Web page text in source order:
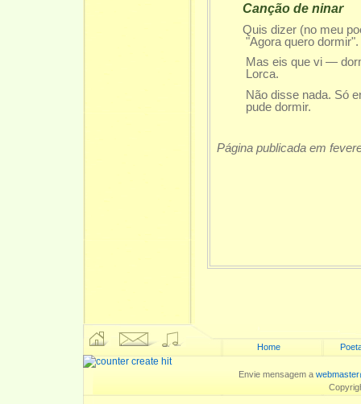
Canção de ninar
Quis dizer (no meu
"Agora quero dormir".
Mas eis que vi —
Lorca.
Não disse nada. Só
pude dormir.
Página publicada em
Home
Envie mensagem a